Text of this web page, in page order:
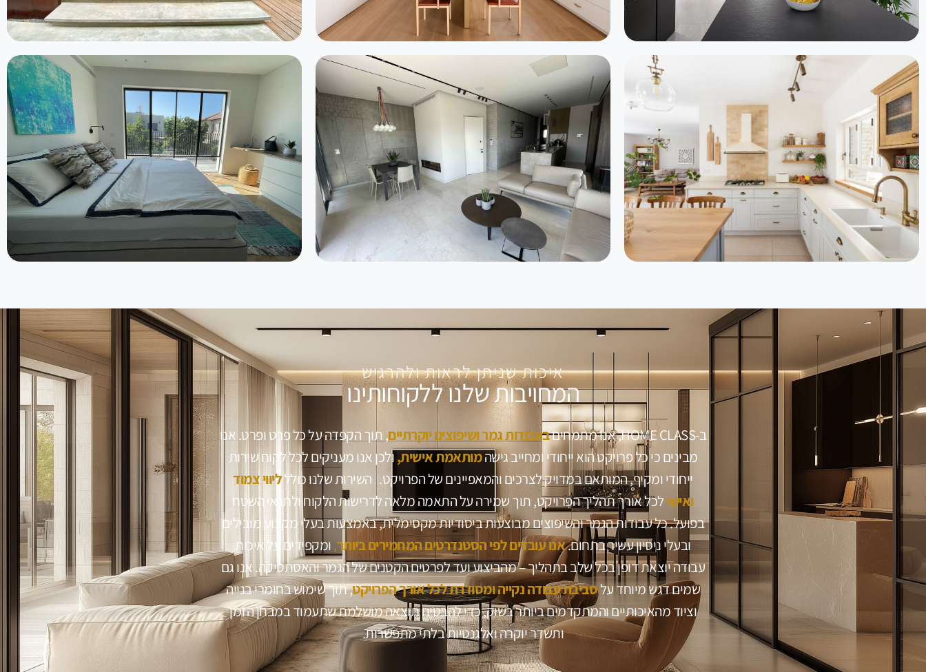
צפו בפרויקט > צפו בפרויקט >
איכות שניתן לראות ולהרגיש
המחויבות שלנו ללקוחותינו
ב-HOME CLASS, אנו מתמחים בעבודות גמר ושיפוצים יוקרתיים, תוך הקפדה על כל פרט ופרט. אנו
מבינים כי כל פרויקט הוא ייחודי ומחייב גישהמותאמת אישית,ולכן אנו מעניקים לכל לקוח שירות
ייחודי ומקיף, המותאם במדויק לצרכים והמאפיינים של הפרויקט. השירות שלנו כוללליווי צמוד
ואישילכל אורך תהליך הפרויקט, תוך שמירה על התאמה מלאה לדרישות הלקוח ולתנאי השטח
בפועל. כל עבודות הגמר והשיפוצים מבוצעות ביסודיות מקסימלית, באמצעות בעלי מקצוע מובילים
ובעלי ניסיון עשיר בתחום.אנו עובדים לפי הסטנדרטים המחמירים ביותר,ומקפידים על איכות
עבודה יוצאת דופן בכל שלב בתהליך – מהביצוע ועד לפרטים הקטנים של הגמר והאסתטיקה. אנו גם
שמים דגש מיוחד עלסביבת עבודה נקייה ומסודרת לכל אורך הפרויקט, תוך שימוש בחומרי בנייה
וציוד מהאיכותיים והמתקדמים ביותר בשוק, כדי להבטיח תוצאה מושלמת שתעמוד במבחן הזמן
ותשדר יוקרה ואלגנטיות בלתי מתפשרות.